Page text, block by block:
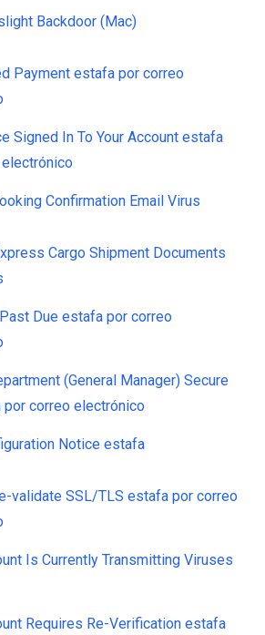
Backdoor (Mac)
Payment estafa por correo
Signed In To Your Account estafa
Confirmation Email Virus
Cargo Shipment Documents
Due estafa por correo
(General Manager) Secure
por correo electrónico
Notice estafa
validate SSL/TLS estafa por correo
Is Currently Transmitting Viruses
Requires Re-Verification estafa